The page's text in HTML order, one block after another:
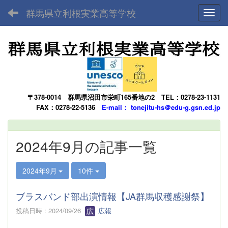
群馬県立利根実業高等学校
〒378-0014 群馬県沼田市栄町165番地の2 TEL：0278-23-1131
FAX：0278-22-5136 E-mail： tonejitu-hs＠edu-g.gsn.ed.jp
2024年9月の記事一覧
2024年9月 10件
ブラスバンド部出演情報【JA群馬収穫感謝祭】
投稿日時 : 2024/09/26 広報